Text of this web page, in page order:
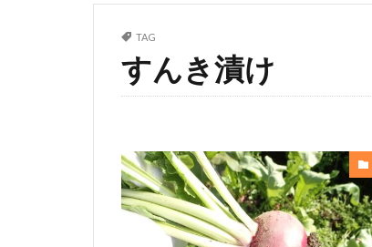
TAG
すんき漬け